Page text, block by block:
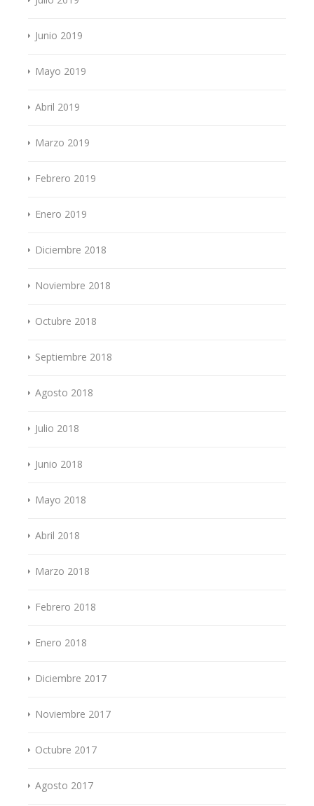
Junio 2019
Mayo 2019
Abril 2019
Marzo 2019
Febrero 2019
Enero 2019
Diciembre 2018
Noviembre 2018
Octubre 2018
Septiembre 2018
Agosto 2018
Julio 2018
Junio 2018
Mayo 2018
Abril 2018
Marzo 2018
Febrero 2018
Enero 2018
Diciembre 2017
Noviembre 2017
Octubre 2017
Agosto 2017